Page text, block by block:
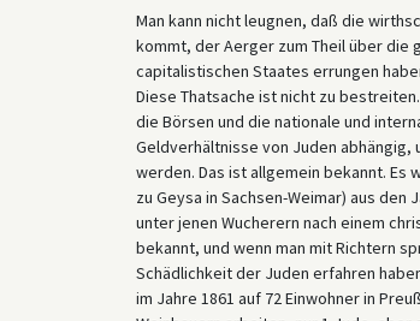
Man kann nicht leugnen, daß die
kommt, der Aerger zum Theil über die
capitalistischen Staates errungen
Diese Thatsache ist nicht zu
die Börsen und die nationale und
Geldverhältnisse von Juden abhängig,
werden. Das ist allgemein bekannt.
zu Geysa in Sachsen-Weimar) aus den
unter jenen Wucherern nach einem
bekannt, und wenn man mit Richtern
Schädlichkeit der Juden erfahren
im Jahre 1861 auf 72 Einwohner in